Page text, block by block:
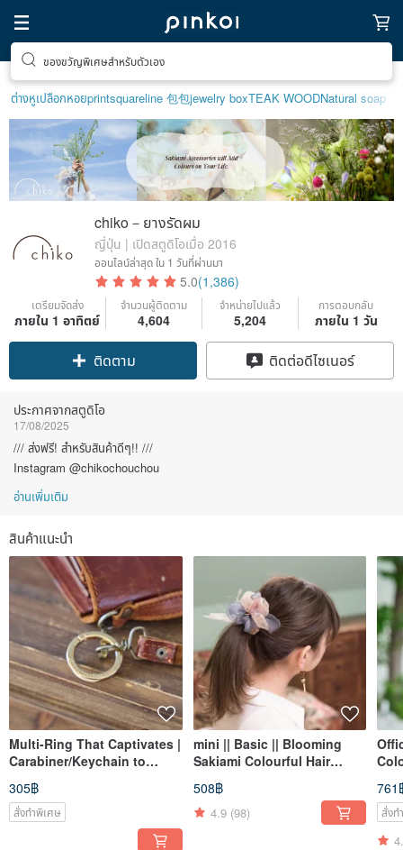
ของขวัญพิเศษสำหรับตัวเอง
ต่างหูเปลือกหอยprintsquareline 包包jewelry boxTEAK WOODNatural soap
chiko－ยางรัดผม
ญี่ปุ่น | เปิดสตูดิโอเมื่อ 2016
ออนไลน์ล่าสุดใน 1 วันที่ผ่านมา
5.0(1,386)
เตรียมจัดส่ง
ภายใน 1 อาทิตย์
จำนวนผู้ติดตาม
4,604
จำหน่ายไปแล้ว
5,204
การตอบกลับ
ภายใน 1 วัน
Claim coupon
ติดตาม
ติดต่อดีไซเนอร์
ประกาศจากสตูดิโอ
17/08/2025
/// ส่งฟรี! สำหรับสินค้าดีๆ!! ///
Instagram @chikochouchou
อ่านเพิ่มเติม
สินค้าแนะนำ
Multi-Ring That Captivates |
Carabiner/Keychain to
Enjoy as an Accessory
305฿
สั่งทำพิเศษ
mini || Basic || Blooming
Sakiami Colourful Hair
Scrunchy || Hair Accessory
508฿
4.9 (98)
761
สั่งท